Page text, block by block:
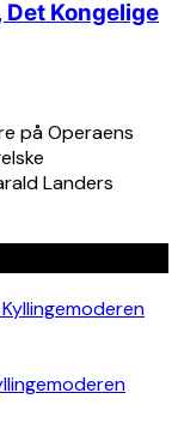
Kongelige
på Operaens
Landers